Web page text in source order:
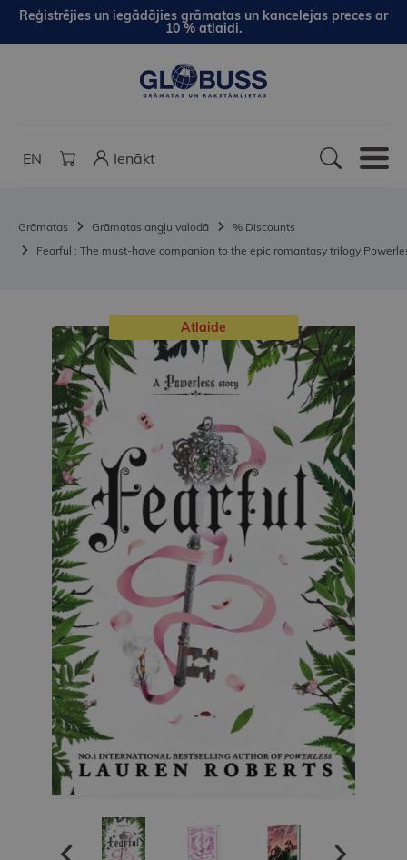
Reģistrējies un iegādājies grāmatas un kancelejas preces ar
10 % atlaidi.
EN Ienākt
Grāmatas Grāmatas angļu valodā
% Discounts
Fearful : The must-have companion to the epic romantasy trilogy
Atlaide